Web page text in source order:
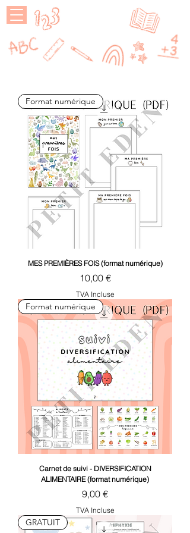
Format numérique
MES PREMIÈRES FOIS (format numérique)
Prix
10,00 €
TVA Incluse
Format numérique
Carnet de suivi - DIVERSIFICATION
ALIMENTAIRE (format numérique)
Prix
9,00 €
TVA Incluse
GRATUIT